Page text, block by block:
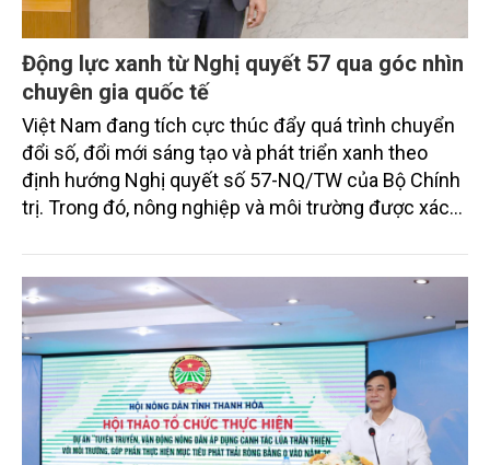
Động lực xanh từ Nghị quyết 57 qua góc nhìn
chuyên gia quốc tế
Việt Nam đang tích cực thúc đẩy quá trình chuyển
đổi số, đổi mới sáng tạo và phát triển xanh theo
định hướng Nghị quyết số 57-NQ/TW của Bộ Chính
trị. Trong đó, nông nghiệp và môi trường được xác
sắc bởi các tiến bộ công nghệ và cam kết bền vững
toàn cầu, đặc biệt là mục tiêu đưa phát thải ròng
bằng 0 (Net-Zero) vào năm 2050.